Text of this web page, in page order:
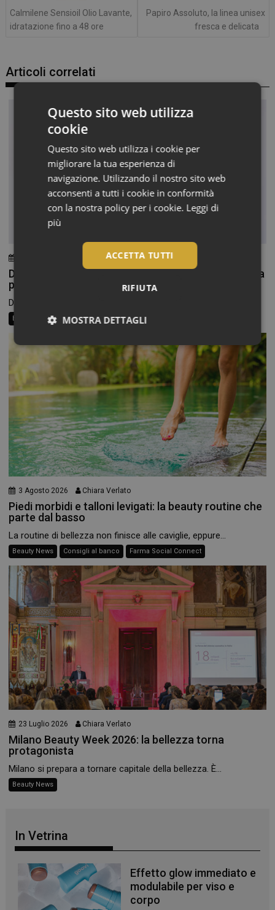
Calmilene Sensioil Olio Lavante,
idratazione fino a 48 ore
Papiro Assoluto, la linea unisex
fresca e delicata
Articoli correlati
Chiara Verlato
Doposole, il beauty ritual che fa durare l’estate sulla
pelle
Dopo ore trascorse in spiaggia o all’aperto, la pelle...
Beauty News Consigli al banco Farma Social Connect
3 Agosto 2026 Chiara Verlato
Piedi morbidi e talloni levigati: la beauty routine che
parte dal basso
La routine di bellezza non finisce alle caviglie, eppure...
Beauty News Consigli al banco Farma Social Connect
23 Luglio 2026 Chiara Verlato
Milano Beauty Week 2026: la bellezza torna
protagonista
Milano si prepara a tornare capitale della bellezza. È...
Beauty News
In Vetrina
Effetto glow immediato e
modulabile per viso e
corpo
Questo sito web utilizza
cookie
Questo sito web utilizza i cookie per
migliorare la tua esperienza di
navigazione. Utilizzando il nostro sito web
acconsenti a tutti i cookie in conformità
con la nostra policy per i cookie. Leggi di
più
ACCETTA TUTTI
RIFIUTA
MOSTRA DETTAGLI
Necessari
Necessari
I cookie necessari contribuiscono a rendere fruibile il
sito web abilitandone funzionalità di base quali la
navigazione sulle pagine e l'accesso alle aree
protette del sito. Il sito web non è in grado di
funzionare correttamente senza questi cookie.
NOME
FORNITORE / DOMINIO
SCADENZA
PHPSESSID
PHP.net
.www.panoramacosmetico.it